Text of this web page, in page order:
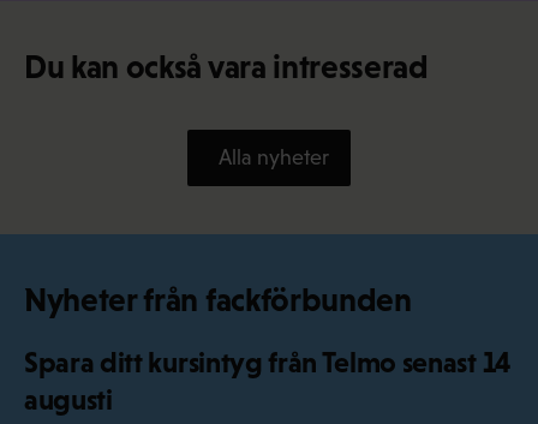
Du kan också vara intresserad
Alla nyheter
Nyheter från fackförbunden
Spara ditt kursintyg från Telmo senast 14
augusti